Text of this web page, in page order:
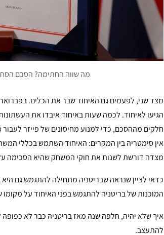
מה שווה החתימה? הסכם
מצד שני, לפעמים גם האיחוד שבר את הכלים. בפברואר
חלקים מההסכם, כדי למנוע מחיסונים של פייזר
אין סימטריה בין המקרים: האיחוד השתמש בכללי
מצדה דורשת לשנות את חוקי המשחק שהיא הסכימה
כדאי לציין שנראה שבריטניה מתחילה להתגמש גם
המוכנות של בריטניה להתגמש בפני האיחוד על
איך שלא יהיה, חלפה שנה מאז בריטניה כבר לא
להתעצב.